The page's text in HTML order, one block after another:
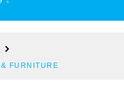
FURNITURE